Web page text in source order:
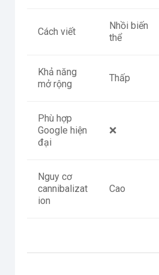
Cách viết
Nhồi biến
thể
Khả năng
mở rộng
Thấp
Phù hợp
Google hiện
đại
❌
Nguy cơ
cannibalizat
ion
Cao